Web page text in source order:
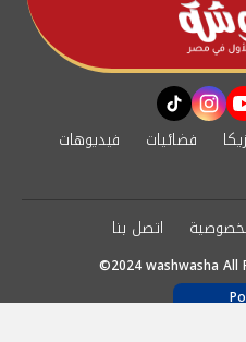
youtube
instagram
tiktok
فضائيات
فيديوهات
اتصل بنا
©2024 washwasha All